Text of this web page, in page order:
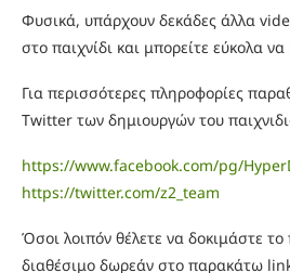
Φυσικά, υπάρχουν δεκάδες άλλα
στο παιχνίδι και μπορείτε εύκολα να
Για περισσότερες πληροφορίες
Twitter των δημιουργών του
https://www.facebook.com/pg/
https://twitter.com/z2_team
Όσοι λοιπόν θέλετε να δοκιμάστε το
διαθέσιμο δωρεάν στο παρακάτω